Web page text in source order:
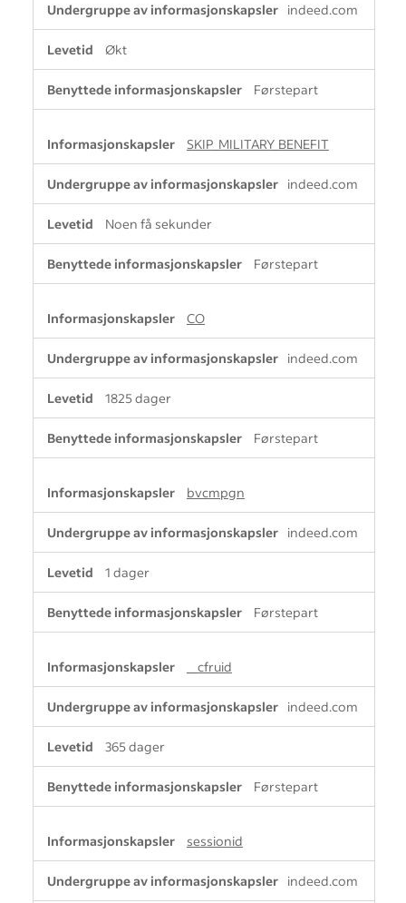
indeed.com
Økt
Førstepart
SKIP_MILITARY_BENEFIT
indeed.com
Noen få sekunder
Førstepart
CO
indeed.com
1825 dager
Førstepart
bvcmpgn
indeed.com
1 dager
Førstepart
__cfruid
indeed.com
365 dager
Førstepart
sessionid
indeed.com